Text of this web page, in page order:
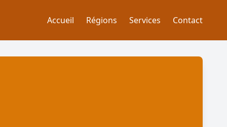
Accueil Régions Services Contact